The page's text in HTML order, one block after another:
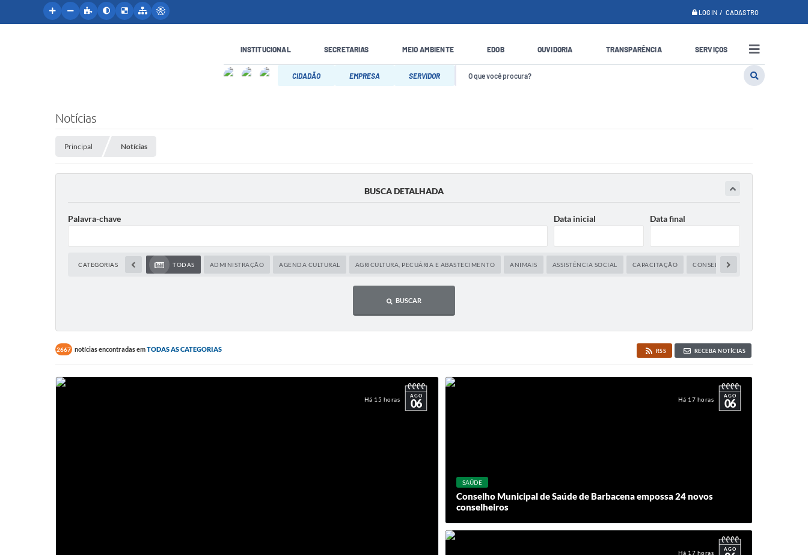
LOGIN / CADASTRO
INSTITUCIONAL SECRETARIAS MEIO AMBIENTE EDOB OUVIDORIA TRANSPARÊNCIA SERVIÇOS
CIDADÃO EMPRESA SERVIDOR
Notícias
Principal Notícias
BUSCA DETALHADA
Palavra-chave Data inicial Data final
CATEGORIAS TODAS ADMINISTRAÇÃO AGENDA CULTURAL AGRICULTURA, PECUÁRIA E ABASTECIMENTO ANIMAIS ASSISTÊNCIA SOCIAL CAPACITAÇÃO CONSELHO TUTELAR
BUSCAR
2667 notícias encontradas emTODAS AS CATEGORIAS RSS RECEBA NOTÍCIAS
Há 15 horas AGO
06 Há 17 horas AGO
06
SAÚDE
Conselho Municipal de Saúde de Barbacena empossa 24 novos
conselheiros
Há 17 horas AGO